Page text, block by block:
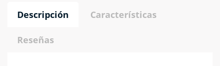
Descripción Características
Reseñas